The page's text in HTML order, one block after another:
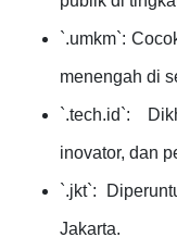
`.umkm`:
menengah di
`.tech.id`:
inovator, dan
`.jkt`:
Jakarta.